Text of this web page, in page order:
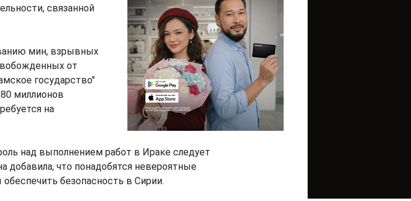
связанной
мин, взрывных
от
государство"
миллионов
на
над выполнением работ в Ираке следует
добавила, что понадобятся невероятные
безопасность в Сирии.